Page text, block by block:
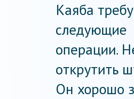
Каяба
следующие
операции.
открутить
Он хорошо